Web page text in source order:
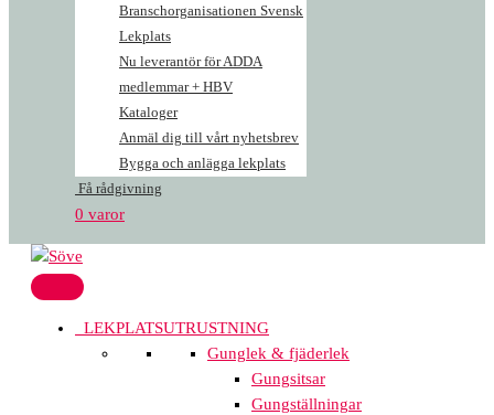
Branschorganisationen Svensk
Lekplats
Nu leverantör för ADDA
medlemmar + HBV
Kataloger
Anmäl dig till vårt nyhetsbrev
Bygga och anlägga lekplats
Få rådgivning
0 varor
LEKPLATSUTRUSTNING
Gunglek & fjäderlek
Gungsitsar
Gungställningar